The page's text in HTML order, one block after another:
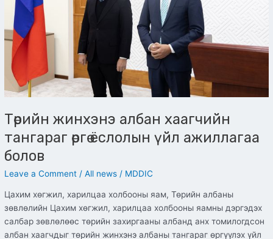
Төрийн жинхэнэ албан хаагчийн
тангараг өргө ёслолын үйл ажиллагаа
болов
Leave a Comment /All news / MDDIC
Цахим хөгжил, харилцаа холбооны яам, Төрийн албаны
зөвлөлийн Цахим хөгжил, харилцаа холбооны яамны дэргэдэх
салбар зөвлөлөөс төрийн захиргааны албанд анх томилогдсон
албан хаагчдыг төрийн жинхэнэ албаны тангараг өргүүлэх үйл
ёслолын
үйл
ажиллагаа
болов